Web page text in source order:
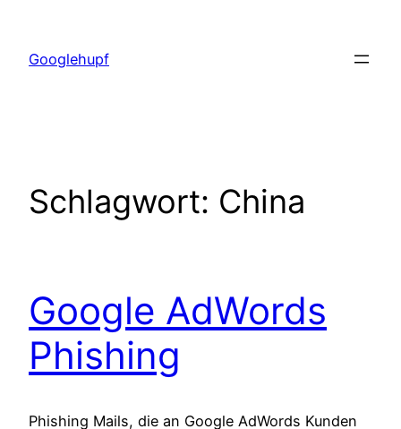
springen
Googlehupf
Schlagwort: China
Google AdWords
Phishing
Phishing Mails, die an Google AdWords Kunden